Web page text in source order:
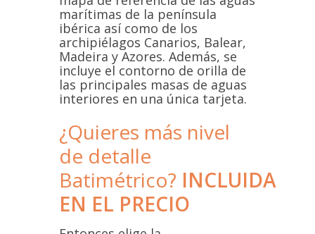
marítimas de la península
ibérica así como de los
archipiélagos Canarios, Balear,
Madeira y Azores. Además, se
incluye el contorno de orilla de
las principales masas de aguas
interiores en una única tarjeta.
¿Quieres más nivel
de detalle
Batimétrico? INCLUIDA
EN EL PRECIO